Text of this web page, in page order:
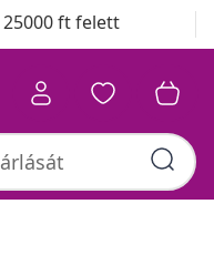
ft felett